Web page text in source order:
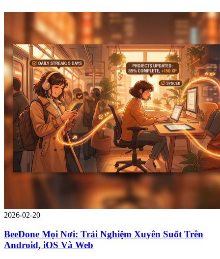
2026-02-20
BeeDone Mọi Nơi: Trải Nghiệm Xuyên Suốt Trên
Android, iOS Và Web